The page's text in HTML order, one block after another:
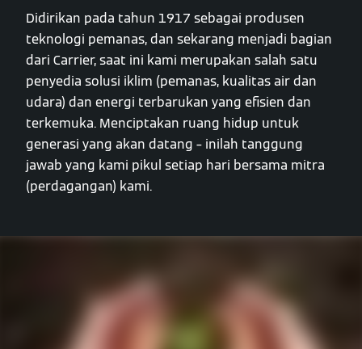
Didirikan pada tahun 1917 sebagai produsen
teknologi pemanas, dan sekarang menjadi bagian
dari Carrier, saat ini kami merupakan salah satu
penyedia solusi iklim (pemanas, kualitas air dan
udara) dan energi terbarukan yang efisien dan
terkemuka. Menciptakan ruang hidup untuk
generasi yang akan datang – inilah tanggung
jawab yang kami pikul setiap hari bersama mitra
(perdagangan) kami.